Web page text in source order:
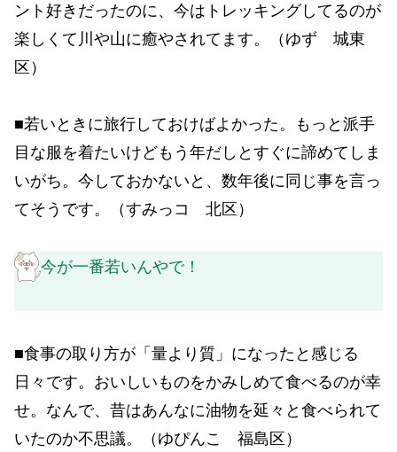
ント好きだったのに、今はトレッキングしてるのが
楽しくて川や山に癒やされてます。（ゆず 城東
区）
■若いときに旅行しておけばよかった。もっと派手
目な服を着たいけどもう年だしとすぐに諦めてしま
いがち。今しておかないと、数年後に同じ事を言っ
てそうです。（すみっコ 北区）
今が一番若いんやで！
■食事の取り方が「量より質」になったと感じる
日々です。おいしいものをかみしめて食べるのが幸
せ。なんで、昔はあんなに油物を延々と食べられて
いたのか不思議。（ゆぴんこ 福島区）